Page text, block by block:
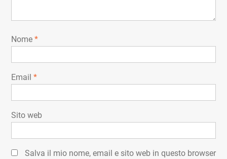
Nome *
Email *
Sito web
Salva il mio nome, email e sito web in questo browser